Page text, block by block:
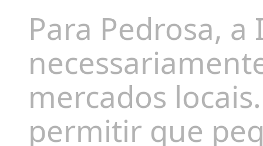
Para Pedrosa,
mercados
permitir que